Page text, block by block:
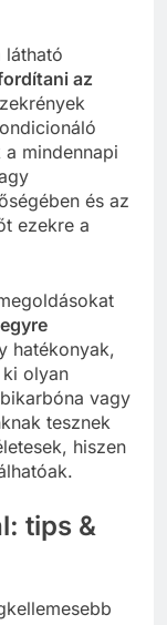
látható
az
mindennapi
és az
ezekre a
hatékonyak,
olyan
vagy
tesznek
hiszen
tips &